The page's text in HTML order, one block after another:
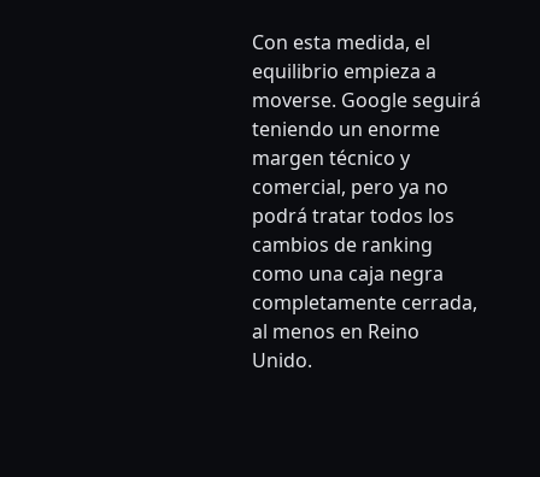
Con esta medida, el
equilibrio empieza a
moverse. Google seguirá
teniendo un enorme
margen técnico y
comercial, pero ya no
podrá tratar todos los
cambios de ranking
como una caja negra
completamente cerrada,
al menos en Reino
Unido.